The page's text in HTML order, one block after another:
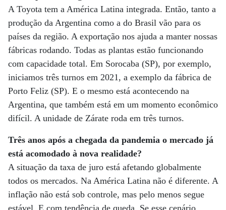
A Toyota tem a América Latina integrada. Então, tanto a
produção da Argentina como a do Brasil vão para os
países da região. A exportação nos ajuda a manter nossas
fábricas rodando. Todas as plantas estão funcionando
com capacidade total. Em Sorocaba (SP), por exemplo,
iniciamos três turnos em 2021, a exemplo da fábrica de
Porto Feliz (SP). E o mesmo está acontecendo na
Argentina, que também está em um momento econômico
difícil. A unidade de Zárate roda em três turnos.
Três anos após a chegada da pandemia o mercado já
está acomodado à nova realidade?
A situação da taxa de juro está afetando globalmente
todos os mercados. Na América Latina não é diferente. A
inflação não está sob controle, mas pelo menos segue
estável. E com tendência de queda. Se esse cenário